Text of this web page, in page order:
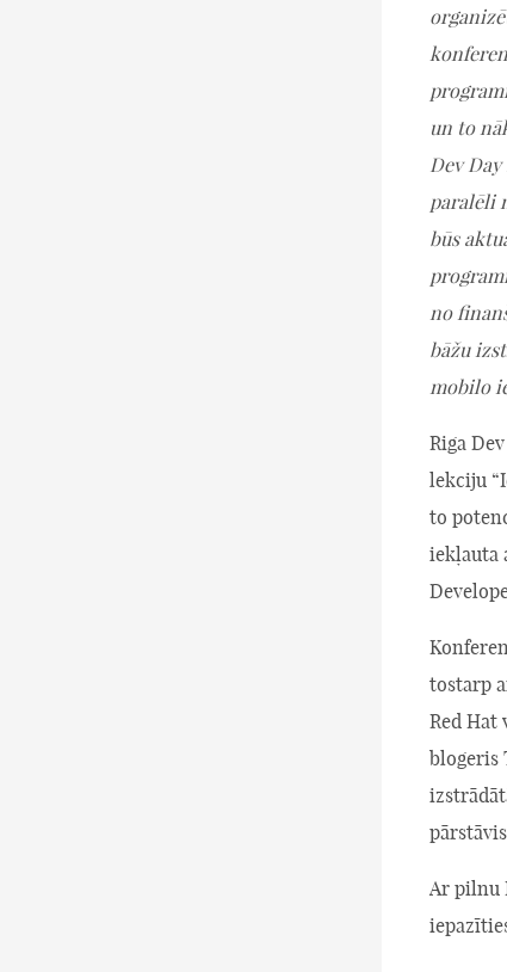
un to
Dev
paralēli
būs
no
bāžu
mobilo
Riga
lekciju
to
iekļauta
tostarp
Red Hat
blogeris
Ar pilnu